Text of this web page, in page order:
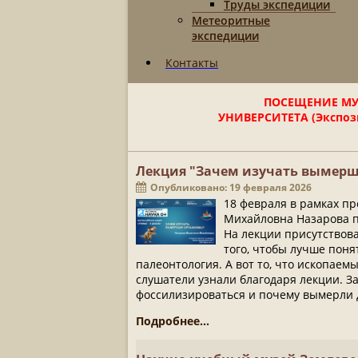
Труды экспедиции
Метеоритные
экспедиции
Контакты
ПОСЕЩЕНИЕ
УНИВЕРСИТЕТА
Лекция "Зачем изучать
Опубликовано: 19 февраля 2026
18 февраля в рамках
Михайловна Назарова
На лекции
того, чтобы лучше
палеонтология. А вот то, что
слушатели узнали благодаря лекции.
фоссилизироваться и почему вымерли
Подробнее...